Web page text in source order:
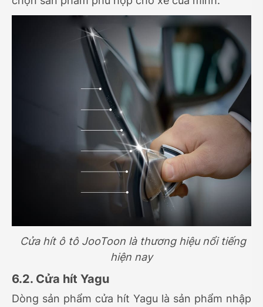
Cửa hít ô tô JooToon là thương hiệu nổi tiếng
hiện nay
6.2. Cửa hít Yagu
Dòng sản phẩm cửa hít Yagu là sản phẩm nhập